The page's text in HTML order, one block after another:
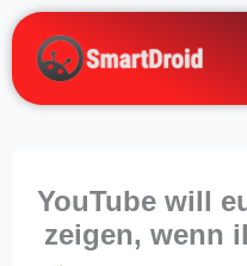
Zum
Inhalt
springen
YouTube will
zeigen, wenn